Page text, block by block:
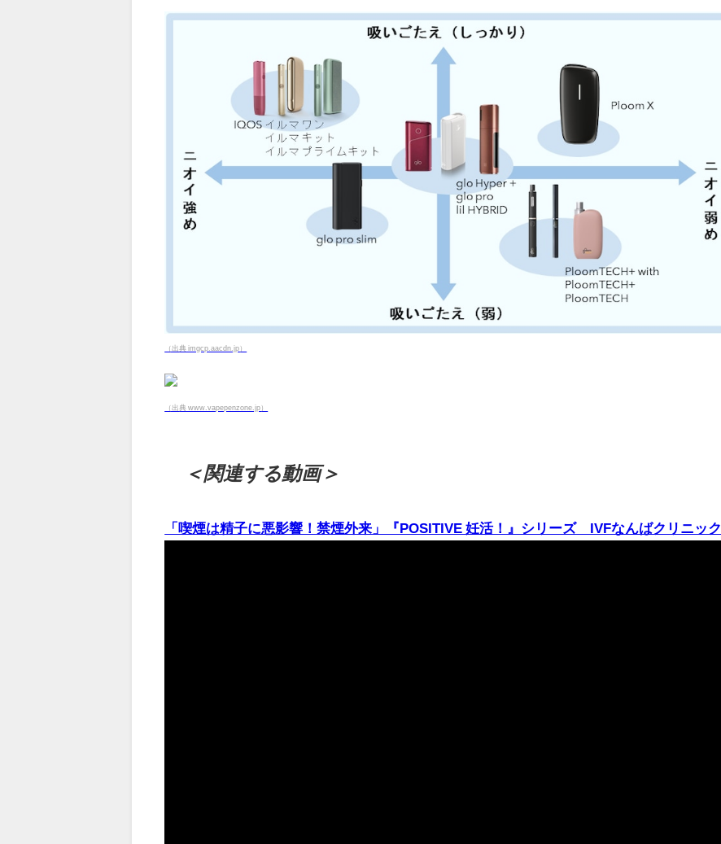
（出典 imgcp.aacdn.jp）
（出典 www.vapepenzone.jp）
＜関連する動画＞
「喫煙は精子に悪影響！禁煙外来」『POSITIVE 妊活！』シリーズ IVFなんばクリニック